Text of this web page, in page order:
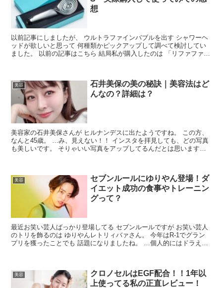
想
以前記事にしましたが、 ウルトラファインバブルを出す シャワーヘ
ッドが欲しいと思って 何種類かピックアップして調べて検討してい
ました。 以前の記事はこちら 結局私が購入したのは 「リファファイ
美容
石井美保の美の秘訣｜美容法はど
んなの？詳細は？
美容家の石井美保さんが ヒルナンデスに出たようですね。 この方、
なんと45歳。 …み、見えない！！ インスタを拝見しても、どの写真
も美しいです。 そりゃいい写真をアップしてるんだとは思いますけ
美容
セブンルールにゆりやん登場！ダ
イエット成功の食事やトレーニン
グって？
最近お笑い芸人ばっかり登場してる セブンルールですが お笑い芸人
のトリを飾るのは ゆりやんレトリィバァさん。 今年はR-1でグラン
プリを獲ったことでも 話題になりましたね。 …個人的にはドラえも
美容
クロノセルはEGF配合！！1年以
上使ってる私の正直レビュー！